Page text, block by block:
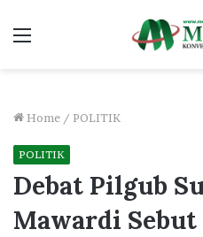
Menu
Home / POLITIK
POLITIK
Debat Pilgub
Mawardi Sebut